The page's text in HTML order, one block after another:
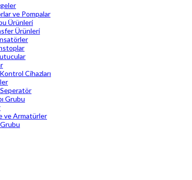
ve Pompalar
Ürünleri
Ürünleri
Cihazları
Grubu
ve Armatürler